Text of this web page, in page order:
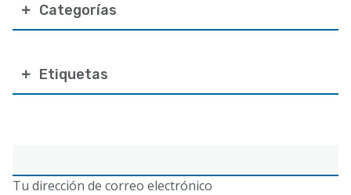
electrónico
Tu dirección de correo electrónico
Categorías
Etiquetas